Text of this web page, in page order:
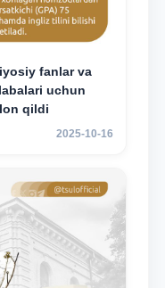
fanlar va
uchun
qildi
2025-10-16